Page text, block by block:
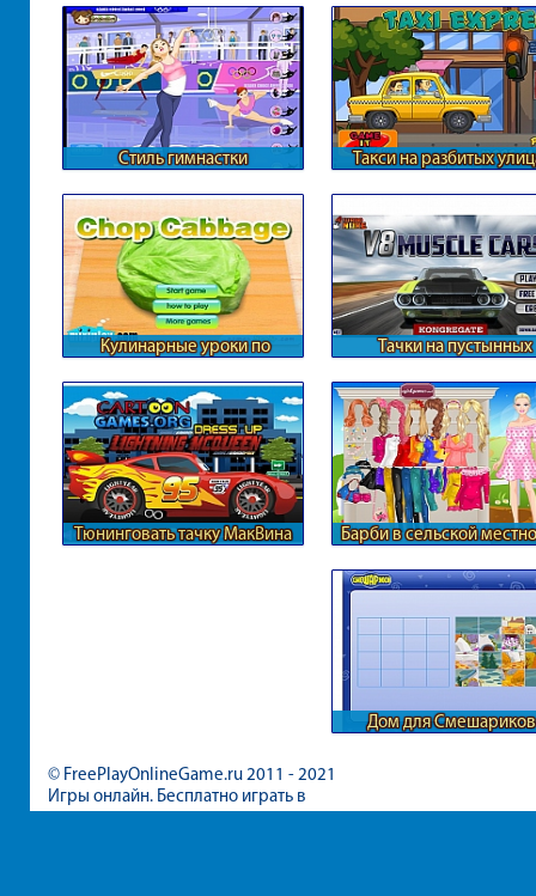
Стиль гимнастки Такси на разбитых
Кулинарные уроки по
Тачки на пустынных
Тюнинговать тачку МакВина Барби в сельской
Дом для Смешариков
© FreePlayOnlineGame.ru 2011 - 2021
Игры онлайн. Бесплатно играть в
игры для девочек и мальчиков